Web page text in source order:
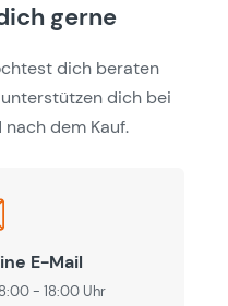
gerne
dich beraten
dich bei
dem Kauf.
E-Mail
- 18:00 Uhr